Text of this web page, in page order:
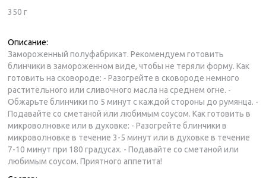
350 г
Описание:
Замороженный полуфабрикат. Рекомендуем готовить
блинчики в замороженном виде, чтобы не теряли форму. Как
готовить на сковороде: - Разогрейте в сковороде немного
растительного или сливочного масла на среднем огне. -
Обжарьте блинчики по 5 минут с каждой стороны до румянца. -
Подавайте со сметаной или любимым соусом. Как готовить в
микроволновке или в духовке: - Разогрейте блинчики в
микроволновке в течение 3-5 минут или в духовке в течение
7-10 минут при 180 градусах. - Подавайте со сметаной или
любимым соусом. Приятного аппетита!